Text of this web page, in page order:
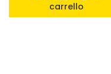
carrello